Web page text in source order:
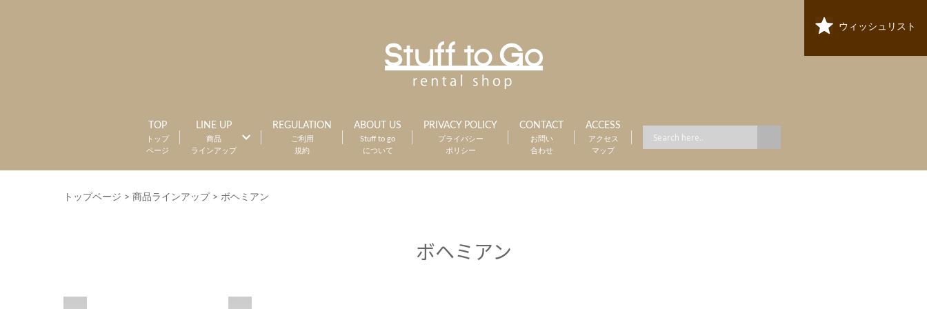
ウィッシュリスト
TOP
トップ
ページ
LINE UP
商品
ラインアップ
REGULATION
ご利用
規約
ABOUT US
Stuff to go
について
PRIVACY POLICY
プライバシー
ポリシー
CONTACT
お問い
合わせ
ACCESS
アクセス
マップ
トップページ > 商品ラインアップ > ボヘミアン
ボヘミアン